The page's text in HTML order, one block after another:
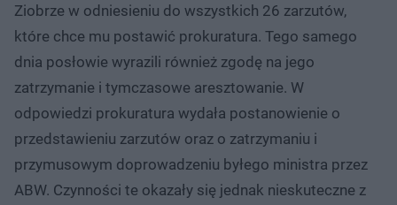
Ziobrze w odniesieniu do wszystkich 26 zarzutów,
które chce mu postawić prokuratura. Tego samego
dnia posłowie wyrazili również zgodę na jego
zatrzymanie i tymczasowe aresztowanie. W
odpowiedzi prokuratura wydała postanowienie o
przedstawieniu zarzutów oraz o zatrzymaniu i
przymusowym doprowadzeniu byłego ministra przez
ABW. Czynności te okazały się jednak nieskuteczne z